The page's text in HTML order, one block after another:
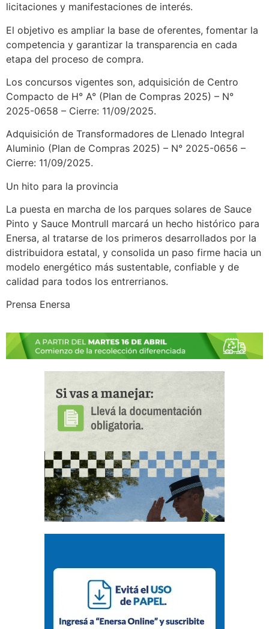
licitaciones y manifestaciones de interés.
El objetivo es ampliar la base de oferentes, fomentar la
competencia y garantizar la transparencia en cada
etapa del proceso de compra.
Los concursos vigentes son, adquisición de Centro
Compacto de H° A° (Plan de Compras 2025) – N°
2025-0658 – Cierre: 11/09/2025.
Adquisición de Transformadores de Llenado Integral
Aluminio (Plan de Compras 2025) – N° 2025-0656 –
Cierre: 11/09/2025.
Un hito para la provincia
La puesta en marcha de los parques solares de Sauce
Pinto y Sauce Montrull marcará un hecho histórico para
Enersa, al tratarse de los primeros desarrollados por la
distribuidora estatal, y consolida un paso firme hacia un
modelo energético más sustentable, confiable y de
calidad para todos los entrerrianos.
Prensa Enersa